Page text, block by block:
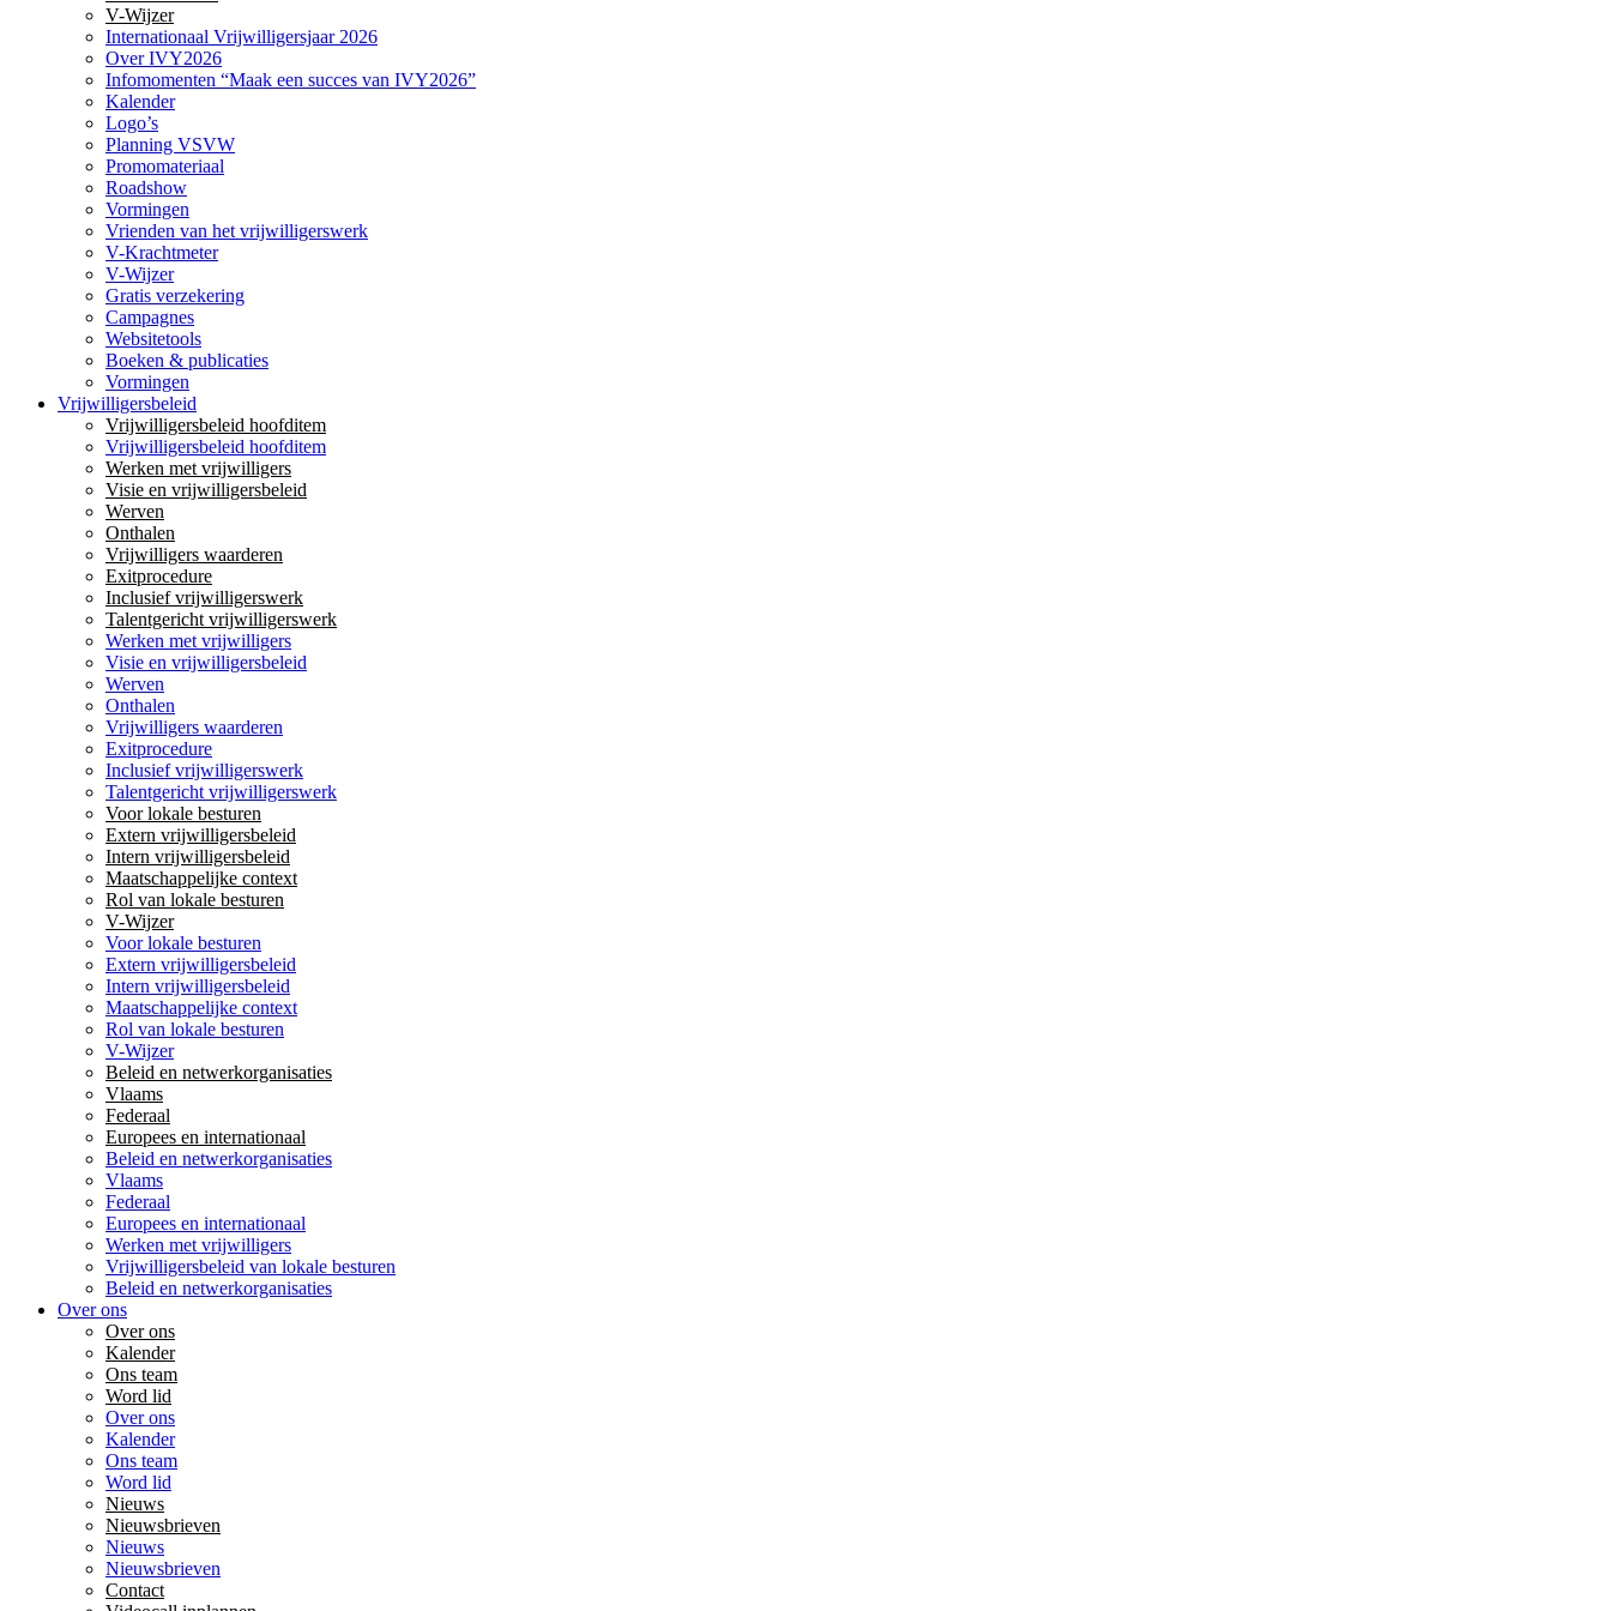
V-Wijzer
Internationaal Vrijwilligersjaar 2026
Over IVY2026
Infomomenten “Maak een succes van IVY2026”
Kalender
Logo’s
Planning VSVW
Promomateriaal
Roadshow
Vormingen
Vrienden van het vrijwilligerswerk
V-Krachtmeter
V-Wijzer
Gratis verzekering
Campagnes
Websitetools
Boeken & publicaties
Vormingen
Vrijwilligersbeleid
Vrijwilligersbeleid hoofditem
Vrijwilligersbeleid hoofditem
Werken met vrijwilligers
Visie en vrijwilligersbeleid
Werven
Onthalen
Vrijwilligers waarderen
Exitprocedure
Inclusief vrijwilligerswerk
Talentgericht vrijwilligerswerk
Werken met vrijwilligers
Visie en vrijwilligersbeleid
Werven
Onthalen
Vrijwilligers waarderen
Exitprocedure
Inclusief vrijwilligerswerk
Talentgericht vrijwilligerswerk
Voor lokale besturen
Extern vrijwilligersbeleid
Intern vrijwilligersbeleid
Maatschappelijke context
Rol van lokale besturen
V-Wijzer
Voor lokale besturen
Extern vrijwilligersbeleid
Intern vrijwilligersbeleid
Maatschappelijke context
Rol van lokale besturen
V-Wijzer
Beleid en netwerkorganisaties
Vlaams
Federaal
Europees en internationaal
Beleid en netwerkorganisaties
Vlaams
Federaal
Europees en internationaal
Werken met vrijwilligers
Vrijwilligersbeleid van lokale besturen
Beleid en netwerkorganisaties
Over ons
Over ons
Kalender
Ons team
Word lid
Over ons
Kalender
Ons team
Word lid
Nieuws
Nieuwsbrieven
Nieuws
Nieuwsbrieven
Contact